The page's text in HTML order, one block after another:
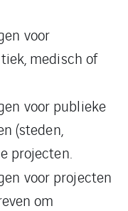
voor
medisch of
voor publieke
(steden,
projecten.
voor projecten
om